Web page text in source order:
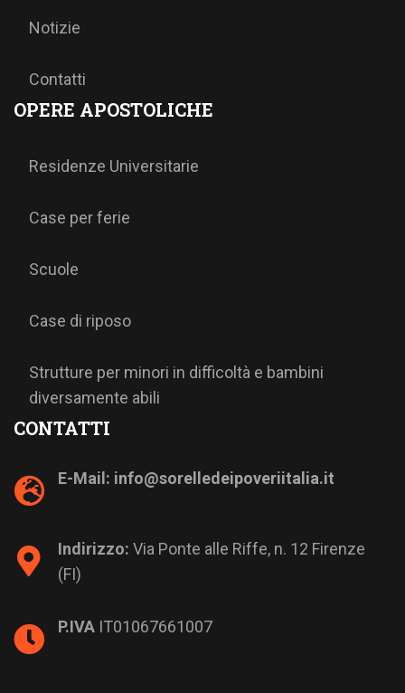
Notizie
Contatti
OPERE APOSTOLICHE
Residenze Universitarie
Case per ferie
Scuole
Case di riposo
Strutture per minori in difficoltà e bambini
diversamente abili
CONTATTI
E-Mail: info@sorelledeipoveriitalia.it
Indirizzo: Via Ponte alle Riffe, n. 12 Firenze
(FI)
P.IVA IT01067661007